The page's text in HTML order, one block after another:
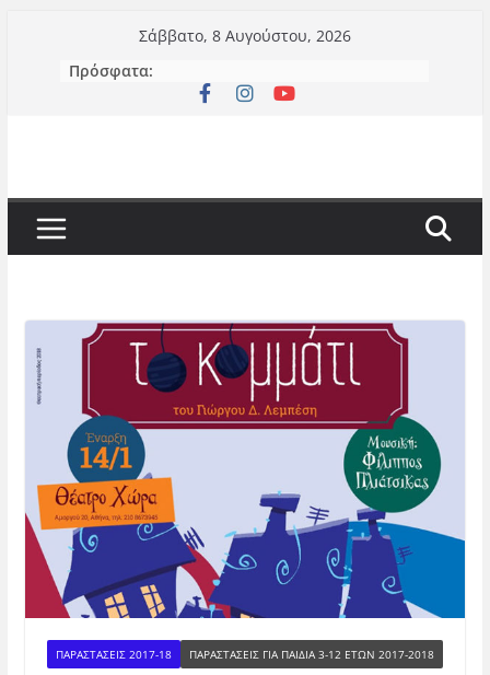
περιεχόμενο
Σάββατο, 8 Αυγούστου, 2026
Πρόσφατα:
ΠΑΡΑΣΤΑΣΕΙΣ 2017-18 ΠΑΡΑΣΤΆΣΕΙΣ ΓΙΑ ΠΑΙΔΙΆ 3-12 ΕΤΏΝ 2017-2018